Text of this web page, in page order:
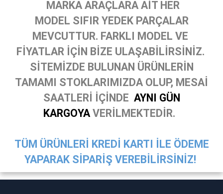
MARKA ARAÇLARA AİT HER
MODEL SIFIR YEDEK PARÇALAR
MEVCUTTUR. FARKLI MODEL VE
FİYATLAR İÇİN BİZE ULAŞABİLİRSİNİZ.
SİTEMİZDE BULUNAN ÜRÜNLERİN
TAMAMI STOKLARIMIZDA OLUP, MESAİ
SAATLERİ İÇİNDE AYNI GÜN
KARGOYA VERİLMEKTEDİR.
TÜM ÜRÜNLERİ KREDİ KARTI İLE ÖDEME
YAPARAK SİPARİŞ VEREBİLİRSİNİZ!